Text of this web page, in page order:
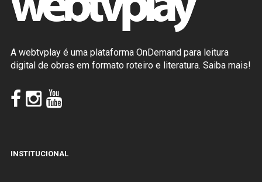
A webtvplay é uma plataforma OnDemand para leitura
digital de obras em formato roteiro e literatura. Saiba mais!
INSTITUCIONAL